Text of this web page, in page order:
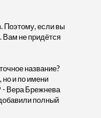
Поэтому, если вы
не придётся
название?
но и по имени
- Вера Брежнева
полный